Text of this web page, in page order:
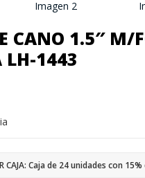
CANO 1.5″ M/
LH-1443
CAJA: Caja de 24 unidades con